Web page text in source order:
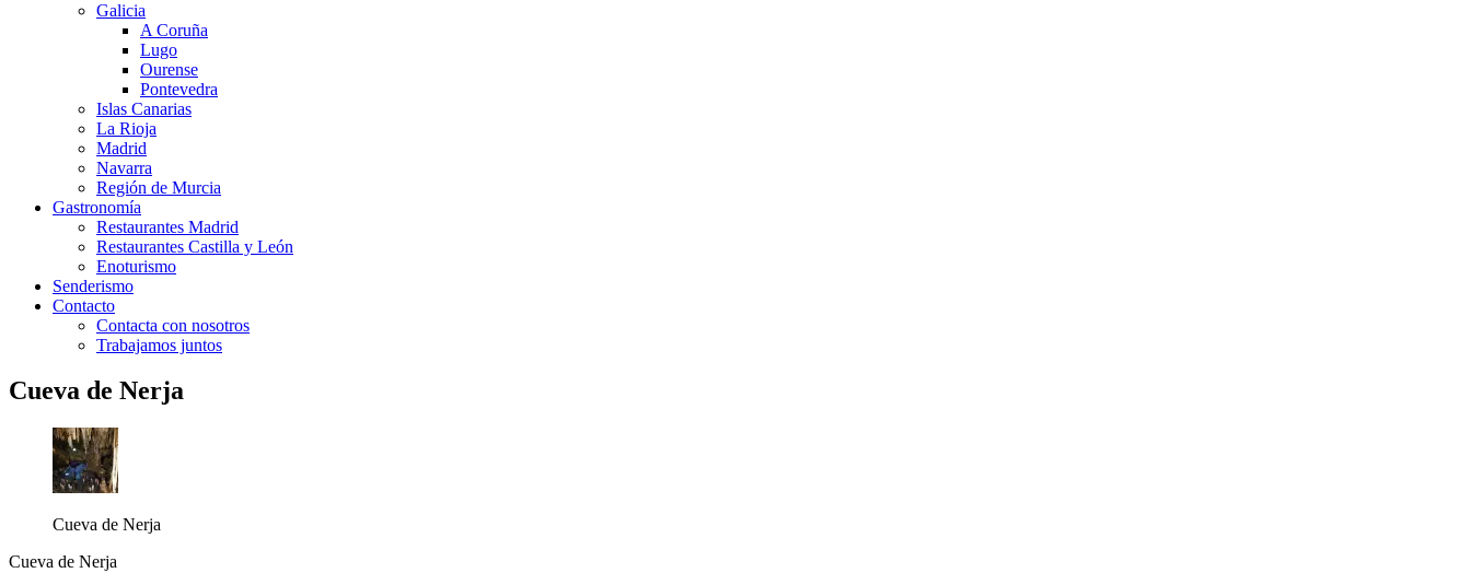
Galicia
A Coruña
Lugo
Ourense
Pontevedra
Islas Canarias
La Rioja
Madrid
Navarra
Región de Murcia
Gastronomía
Restaurantes Madrid
Restaurantes Castilla y León
Enoturismo
Senderismo
Contacto
Contacta con nosotros
Trabajamos juntos
Cueva de Nerja
Cueva de Nerja
Cueva de Nerja